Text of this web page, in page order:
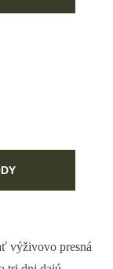
výživovo presná